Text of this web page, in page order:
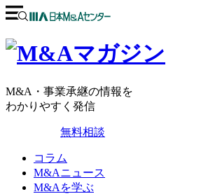
M&A・事業承継の情報を
わかりやすく発信
無料相談
コラム
M&Aニュース
M&Aを学ぶ